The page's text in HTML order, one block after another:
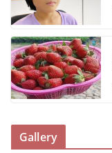
Gallery